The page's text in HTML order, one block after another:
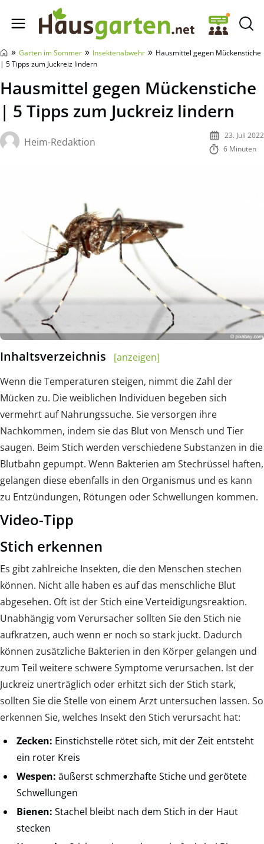
Hausgarten.net
» Garten im Sommer » Insektenabwehr » Hausmittel gegen Mückenstiche
| 5 Tipps zum Juckreiz lindern
Hausmittel gegen Mückenstiche
| 5 Tipps zum Juckreiz lindern
Heim-Redaktion
23. Juli 2022
6 Minuten
Inhaltsverzeichnis
[anzeigen]
Wenn die Temperaturen steigen, nimmt die Zahl der
Mücken zu. Die weiblichen Individuen begeben sich
vermehrt auf Nahrungssuche. Sie versorgen ihre
Nachkommen, indem sie das Blut von Mensch und Tier
saugen. Beim Stich werden verschiedene Substanzen in die
Blutbahn gepumpt. Wenn Bakterien am Stechrüssel haften,
gelangen diese ebenfalls in den Organismus und es kann
zu Entzündungen, Rötungen oder Schwellungen kommen.
Video-Tipp
Stich erkennen
Es gibt zahlreiche Insekten, die den Menschen stechen
können. Nicht alle haben es auf das menschliche Blut
abgesehen. Oft ist der Stich eine Verteidigungsreaktion.
Unabhängig vom Verursacher sollten Sie den Stich nie
aufkratzen, auch wenn er noch so stark juckt. Dadurch
können zusätzliche Bakterien in den Körper gelangen und
zum Teil weitere schwere Symptome verursachen. Ist der
Juckreiz unerträglich oder erhitzt sich der Stich stark,
sollten Sie die Stelle von einem Arzt untersuchen lassen. So
erkennen Sie, welches Insekt den Stich verursacht hat:
Zecken: Einstichstelle rötet sich, mit der Zeit entsteht
ein roter Kreis
Wespen: äußerst schmerzhafte Stiche und gerötete
Schwellungen
Bienen: Stachel bleibt nach dem Stich in der Haut
stecken